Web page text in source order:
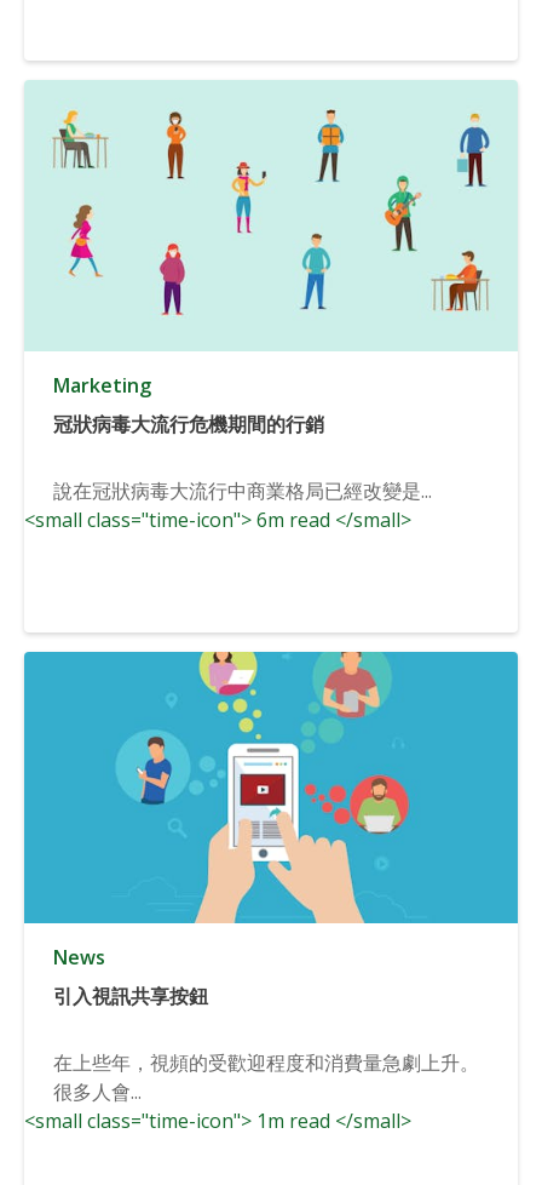
Marketing
冠狀病毒大流行危機期間的行銷
說在冠狀病毒大流行中商業格局已經改變是...
<small class="time-icon"> 6m read </small>
News
引入視訊共享按鈕
在上些年，視頻的受歡迎程度和消費量急劇上升。
很多人會...
<small class="time-icon"> 1m read </small>